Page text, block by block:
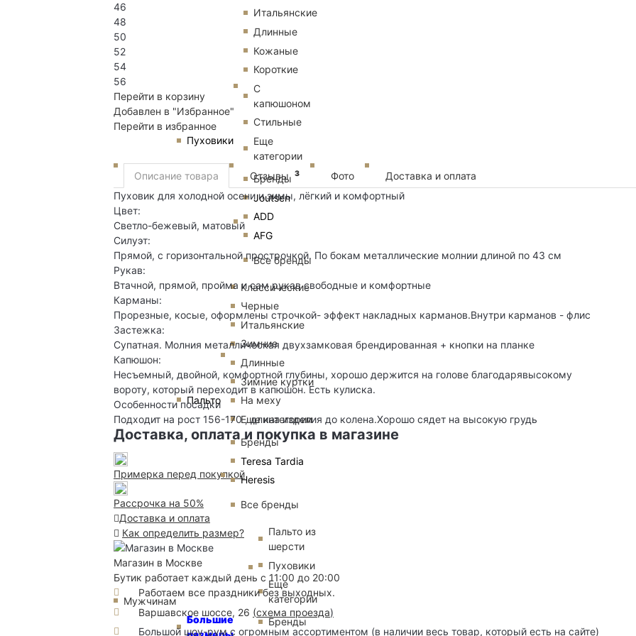
Мужчинам
Пуховики
Итальянские
Длинные
Кожаные
Короткие
С
капюшоном
Стильные
Еще
категории
Бренды
Joutsen
ADD
AFG
Все бренды
Пальто
Классические
Черные
Итальянские
Зимние
Длинные
Зимние куртки
На меху
Еще категории
Бренды
Teresa Tardia
Heresis
Все бренды
Большие
Пальто из
шерсти
Пуховики
Еще
категории
Бренды
46
48
50
52
54
56
Перейти в корзину
Добавлен в "Избранное"
Перейти в избранное
Описание товара Отзывы 3 Фото
Доставка и оплата
Пуховик для холодной осени и зимы, лёгкий и комфортный
Цвет:
Светло-бежевый, матовый
Силуэт:
Прямой, с горизонтальной прострочкой. По бокам металлические молнии длиной по 43 см
Рукав:
Втачной, прямой, пройма и сам рукав свободные и комфортные
Карманы:
Прорезные, косые, оформлены строчкой- эффект накладных карманов.Внутри карманов - флис
Застежка:
Супатная. Молния металлическая двухзамковая брендированная + кнопки на планке
Капюшон:
Несъемный, двойной, комфортной глубины, хорошо держится на голове благодарявысокому
вороту, который переходит в капюшон. Есть кулиска.
Особенности посадки
Подходит на рост 156-170 , длина изделия до колена.Хорошо сядет на высокую грудь
Доставка, оплата и покупка в магазине
Примерка перед покупкой
Рассрочка на 50%
Доставка и оплата
Как определить размер?
Магазин в Москве
Бутик работает каждый день с 11:00 до 20:00
Работаем все праздники без выходных.
Варшавское шоссе, 26 (схема проезда)
Большой шоу-рум с огромным ассортиментом (в наличии весь товар, который есть на сайте)